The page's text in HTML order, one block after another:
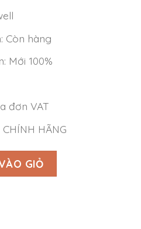
Còn hàng
Mới 100%
đơn VAT
HÃNG
P1J (25W 12V 2.08A) số lượng
GIỎ